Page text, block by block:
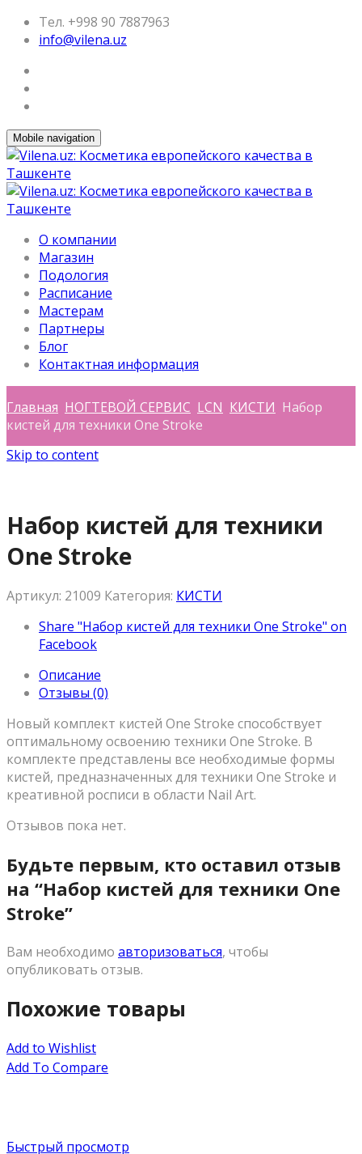
Тел. +998 90 7887963
info@vilena.uz
Mobile navigation
О компании
Магазин
Подология
Расписание
Мастерам
Партнеры
Блог
Контактная информация
Главная НОГТЕВОЙ СЕРВИС LCN КИСТИ Набор
кистей для техники One Stroke
Skip to content
Набор кистей для техники
One Stroke
Артикул: 21009 Категория: КИСТИ
Share "Набор кистей для техники One Stroke" on
Facebook
Описание
Отзывы (0)
Новый комплект кистей One Stroke способствует
оптимальному освоению техники One Stroke. В
комплекте представлены все необходимые формы
кистей, предназначенных для техники One Stroke и
креативной росписи в области Nail Art.
Отзывов пока нет.
Будьте первым, кто оставил отзыв
на “Набор кистей для техники One
Stroke”
Вам необходимо авторизоваться, чтобы
опубликовать отзыв.
Похожие товары
Add to Wishlist
Add To Compare
Быстрый просмотр